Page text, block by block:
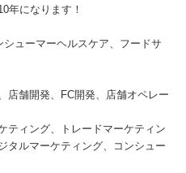
年になります！
ューマーヘルスケア、フードサ
店舗開発、FC開発、店舗オペレー
ティング、トレードマーケティン
タルマーケティング、コンシュー